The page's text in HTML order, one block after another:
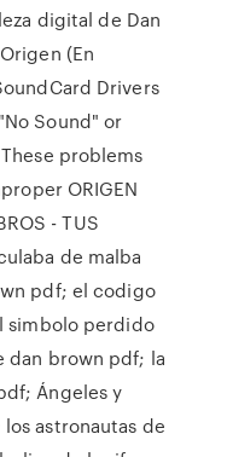
digital de Dan
(En
Drivers
Sound" or
problems
ORIGEN
- TUS
de malba
pdf; el codigo
simbolo perdido
dan brown pdf; la
Ángeles y
astronautas de